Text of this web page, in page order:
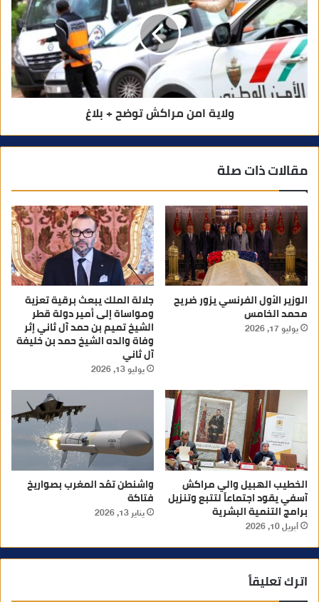
ولاية امن مراكش توضح + بلاغ
مقالات ذات صلة
الوزير الأول الفرنسي يزور ضريح
محمد الخامس
يوليو 17, 2026
جلالة الملك يبعث برقية تعزية
ومواساة إلى أمير دولة قطر
الشيخ تميم بن حمد آل ثاني إثر
وفاة والده الشيخ حمد بن خليفة
آل ثاني
يوليو 13, 2026
الخطيب الهبيل والي مراكش
آسفي يقود اجتماعاً لتتبع وتنزيل
برامج التنمية البشرية
أبريل 10, 2026
واشنطن تمُد المغرب بصواريخ
فتاكة
يناير 13, 2026
اترك تعليقاً